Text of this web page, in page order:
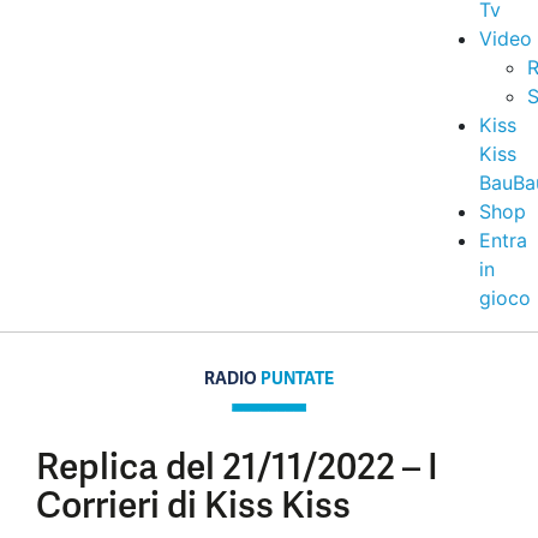
Tv
Video
Kiss
Kiss
Shop
Entra
in
gioco
RADIO PUNTATE
Replica del 21/11/2022 – I
Corrieri di Kiss Kiss